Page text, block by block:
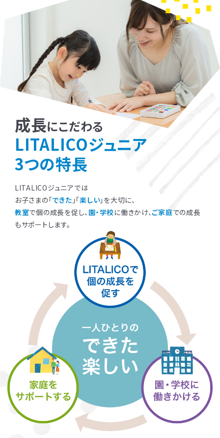
成長にこだわる
LITALICOジュニア
3つの特長
LITALICOジュニアでは
お子さまの「できた 」「楽しい」を大切に、
教室で個の成長を促し、 園・学校に働きかけ、ご家庭での成長
もサポートします。